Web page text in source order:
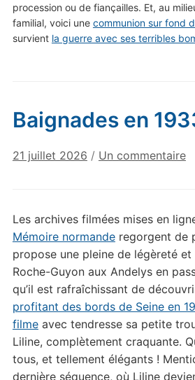
procession ou de fiançailles. Et, au
familial, voici une communion sur fond
survient la guerre avec ses terribles
Baignades en
21 juillet 2026 / Un commentairesur
Les archives filmées mises en
Mémoire normanderegorgent de
propose une pleine de légèreté et
Roche-Guyon aux Andelys en
qu’il est rafraîchissant de
profitant des bords de Seine en
filmeavec tendresse sa petite
Liline, complètement craquante.
tous, et tellement élégants !
dernière séquence, où Liline